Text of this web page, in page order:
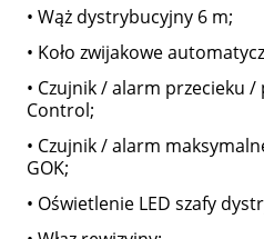
• Wąż dystrybucyjny 6 m;
• Koło zwijakowe
• Czujnik / alarm przecieku
Control;
• Czujnik / alarm
GOK;
• Oświetlenie LED szafy